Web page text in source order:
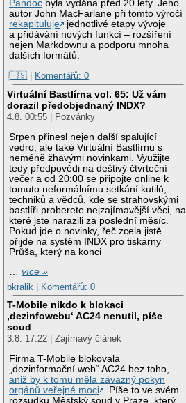
Pandoc byla vydána před 20 lety. Jeho
autor John MacFarlane při tomto výročí
rekapituluje
jednotlivé etapy vývoje
a přidávání nových funkcí – rozšíření
nejen Markdownu a podporu mnoha
dalších formátů.
|🇵🇸
Komentářů: 0
Virtuální Bastlírna vol. 65: Už vám
dorazil předobjednaný INDX?
4.8. 00:55 | Pozvánky
Srpen přinesl nejen další spalující
vedro, ale také Virtuální Bastlírnu s
neméně žhavými novinkami. Využijte
tedy předpovědi na deštivý čtvrteční
večer a od 20:00 se připojte online k
tomuto neformálnímu setkání kutilů,
techniků a vědců, kde se strahovskými
bastlíři proberete nejzajímavější věci, na
které jste narazili za poslední měsíc.
Pokud jde o novinky, řeč zcela jistě
přijde na systém INDX pro tiskárny
Průša, který na konci
…více »
bkralik | Komentářů: 0
T-Mobile nikdo k blokaci
‚dezinfowebu‘ AC24 nenutil, píše
soud
3.8. 17:22 | Zajímavý článek
Firma T-Mobile blokovala
„dezinformační web“ AC24 bez toho,
aniž by k tomu měla závazný pokyn
orgánů veřejné moci
. Píše to ve svém
rozsudku Městský soud v Praze, který